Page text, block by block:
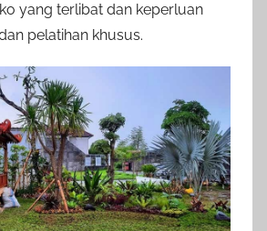
yang terlibat dan keperluan
pelatihan khusus.